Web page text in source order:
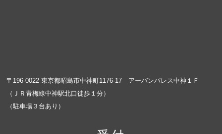
〒196-0022 東京都昭島市中神町1176-17 アーバンパレス中神１Ｆ
（ＪＲ青梅線中神駅北口徒歩１分）
（駐車場３台あり）